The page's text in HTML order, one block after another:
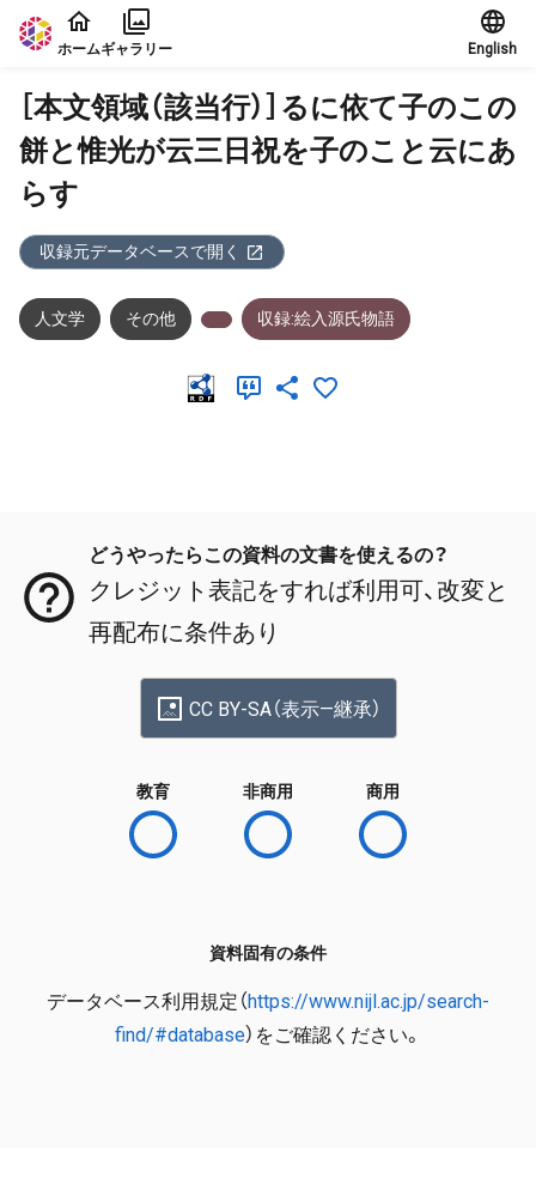
本文に飛ぶ
ホームギャラリー English
［本文領域（該当行）］るに依て子のこの
餅と惟光が云三日祝を子のこと云にあ
らす
収録元データベースで開く
人文学 その他 収録:絵入源氏物語
どうやったらこの資料の文書を使えるの？
クレジット表記をすれば利用可、改変と
再配布に条件あり
CC BY-SA（表示—継承）
教育 非商用 商用
資料固有の条件
データベース利用規定（https://www.nijl.ac.jp/search-
find/#database）をご確認ください。